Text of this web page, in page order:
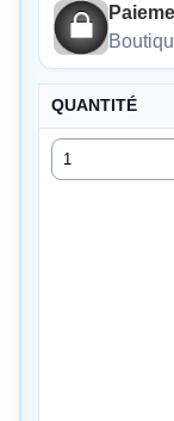
QUANTITÉ
Quantité